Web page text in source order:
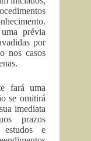
prévia
por
nos casos
fará uma
se omitirá
imediata
prazos
estudos e